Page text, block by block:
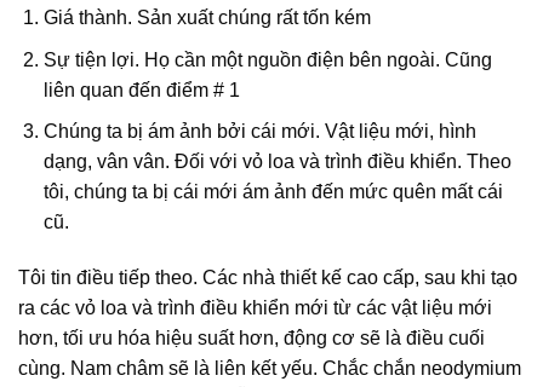
Giá thành. Sản xuất chúng rất tốn kém
Sự tiện lợi. Họ cần một nguồn điện bên ngoài. Cũng
liên quan đến điểm # 1
Chúng ta bị ám ảnh bởi cái mới. Vật liệu mới, hình
dạng, vân vân. Đối với vỏ loa và trình điều khiển. Theo
tôi, chúng ta bị cái mới ám ảnh đến mức quên mất cái
cũ.
Tôi tin điều tiếp theo. Các nhà thiết kế cao cấp, sau khi tạo
ra các vỏ loa và trình điều khiển mới từ các vật liệu mới
hơn, tối ưu hóa hiệu suất hơn, động cơ sẽ là điều cuối
cùng. Nam châm sẽ là liên kết yếu. Chắc chắn neodymium